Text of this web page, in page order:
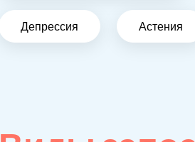
Депрессия Астения